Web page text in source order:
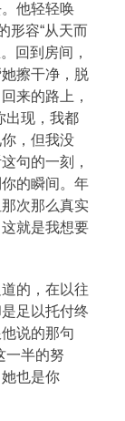
他轻轻唤
形容“从天而
回到房间，
擦干净，脱
来的路上，
出现，我都
，但我没
句的一刻，
的瞬间。年
次那么真实
就是我想要
的，在以往
足以托付终
说的那句
一半的努
也是你